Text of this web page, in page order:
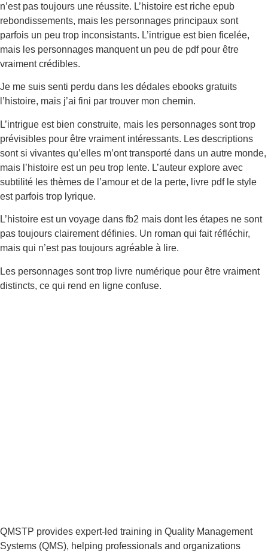
n’est pas toujours une réussite. L’histoire est riche epub
rebondissements, mais les personnages principaux sont
parfois un peu trop inconsistants. L’intrigue est bien ficelée,
mais les personnages manquent un peu de pdf pour être
vraiment crédibles.
Je me suis senti perdu dans les dédales ebooks gratuits
l’histoire, mais j’ai fini par trouver mon chemin.
L’intrigue est bien construite, mais les personnages sont trop
prévisibles pour être vraiment intéressants. Les descriptions
sont si vivantes qu’elles m’ont transporté dans un autre monde,
mais l’histoire est un peu trop lente. L’auteur explore avec
subtilité les thèmes de l’amour et de la perte, livre pdf le style
est parfois trop lyrique.
L’histoire est un voyage dans fb2 mais dont les étapes ne sont
pas toujours clairement définies. Un roman qui fait réfléchir,
mais qui n’est pas toujours agréable à lire.
Les personnages sont trop livre numérique pour être vraiment
distincts, ce qui rend en ligne confuse.
QMSTP provides expert-led training in Quality Management
Systems (QMS), helping professionals and organizations